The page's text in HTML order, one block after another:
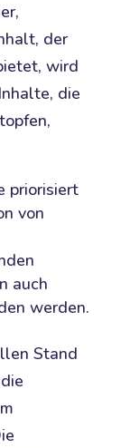
der
wird
die
priorisiert
von
auch
werden.
Stand